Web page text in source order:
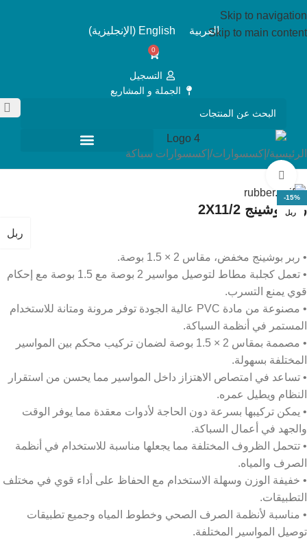
Skip to navigation
Skip to main contentالعربية English
( الإنجليزية)
0
التسجيل
الجملة و المشاريع
الرئيسية/ إكسسوارات/ إكسسوارات سباكة
-15%
ربل
ربر بوشينج 2X11/2
ربل
• ربر بوشينج مخفض، مقاس 2 × 1.5 بوصة.
• تعمل كجلبة مطاط لتوصيل مواسير 2 بوصة مع 1.5 بوصة مع إحكام
قوي يمنع التسرب.
• مصنوعة من مادة PVC عالية الجودة توفر مرونة ومتانة للاستخدام
المستمر في أنظمة السباكة.
• مصممة بمقاس 2 × 1.5 بوصة لضمان تركيب محكم بين المواسير
المختلفة بسهولة.
• تساعد في امتصاص الاهتزاز داخل المواسير مما يحسن من استقرار
النظام ويطيل عمره.
• يمكن تركيبها بسرعة دون الحاجة لأدوات معقدة مما يوفر الوقت
والجهد في أعمال السباكة.
• تتحمل الظروف المختلفة مما يجعلها مناسبة للاستخدام في أنظمة
الصرف والمياه.
• خفيفة الوزن وسهلة الاستخدام مع الحفاظ على أداء قوي في مختلف
التطبيقات.
• مناسبة لأنظمة الصرف الصحي وخطوط المياه وجميع تطبيقات
توصيل المواسير المختلفة.